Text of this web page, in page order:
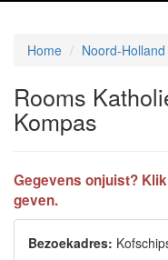
Home Noord-Holland
Rooms
Kompas
Gegevens onjuist?
geven.
Bezoekadres: